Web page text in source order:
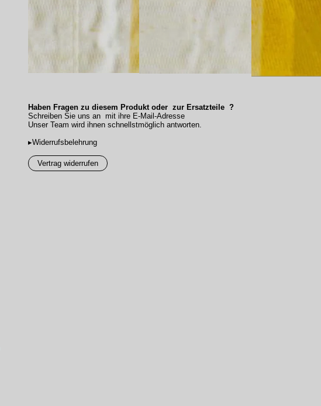
Haben Fragen zu diesem Produkt oder zur Ersatzteile ?
Schreiben Sie uns an mit ihre E-Mail-Adresse
Unser Team wird ihnen schnellstmöglich antworten.
▸Widerrufsbelehrung
Vertrag widerrufen